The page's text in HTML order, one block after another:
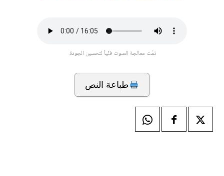
تمّت معالجة الصوت فنّياً لتحسين الجودة.
طباعة النص